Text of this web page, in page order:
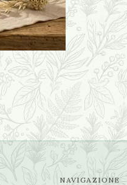
NAVIGAZIONE